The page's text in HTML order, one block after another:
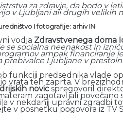
za zdravje, da bodo v
v Ljubljani ali drugih
I fotografije: arhiv IN
vodja Zdravstvenega doma
se socialna neenakost in
ampak financiranje
Ljubljane v
funkciji predsednika vlade
vrata teh zaprta. V
novic spregovoril
zagotavljali
v nekdanji upravni zgradbi
v posnetku pogovora iz